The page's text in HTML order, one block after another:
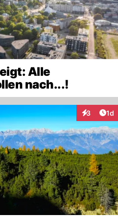
Alle
nach...!
3 1d